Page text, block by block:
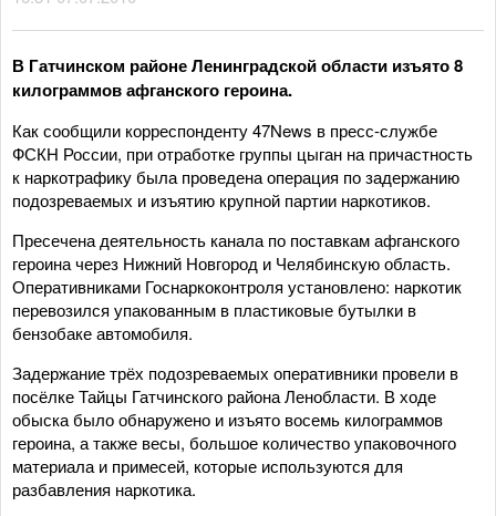
В Гатчинском районе Ленинградской области изъято 8
килограммов афганского героина.
Как сообщили корреспонденту 47News в пресс-службе
ФСКН России, при отработке группы цыган на причастность
к наркотрафику была проведена операция по задержанию
подозреваемых и изъятию крупной партии наркотиков.
Пресечена деятельность канала по поставкам афганского
героина через Нижний Новгород и Челябинскую область.
Оперативниками Госнаркоконтроля установлено: наркотик
перевозился упакованным в пластиковые бутылки в
бензобаке автомобиля.
Задержание трёх подозреваемых оперативники провели в
посёлке Тайцы Гатчинского района Ленобласти. В ходе
обыска было обнаружено и изъято восемь килограммов
героина, а также весы, большое количество упаковочного
материала и примесей, которые используются для
разбавления наркотика.